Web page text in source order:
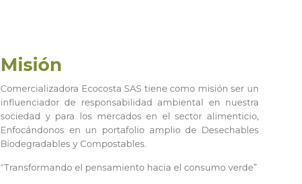
Misión
Comercializadora Ecocosta SAS tiene como misión ser un
influenciador de responsabilidad ambiental en nuestra
sociedad y para los mercados en el sector alimenticio,
Enfocándonos en un portafolio amplio de Desechables
Biodegradables y Compostables.
“Transformando el pensamiento hacia el consumo verde”